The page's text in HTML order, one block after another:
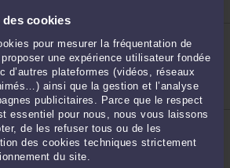
cookies
pour mesurer la fréquentation de
une expérience utilisateur fondée
d’autres plateformes (vidéos, réseaux
ainsi que la gestion et l’analyse
publicitaires. Parce que le respect
essentiel pour nous, nous vous laissons
de les refuser tous ou de les
des cookies techniques strictement
du site.
HAMEL
BROSSOLETTE 76600 LE HAVRE
civile
d'appel
enfants
DAVID
de Constantine 76000 ROUEN
civile